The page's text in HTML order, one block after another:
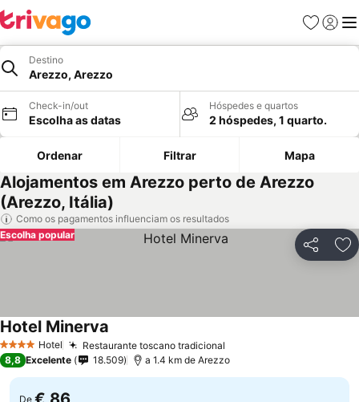
Favoritos
Iniciar
Destino
Arezzo, Arezzo
Check-in/out
Escolha as datas
Hóspedes e quartos
2 hóspedes, 1 quarto.
Ordenar Filtrar Mapa
Alojamentos em Arezzo perto de Arezzo
(Arezzo, Itália)
Como os pagamentos influenciam os resultados
Partilhar
Escolha popular
4 EstrelasHotel Restaurante toscano tradicional
Hotel Minerva
8,8 Excelente 18.509 a 1.4 km de Arezzo
De